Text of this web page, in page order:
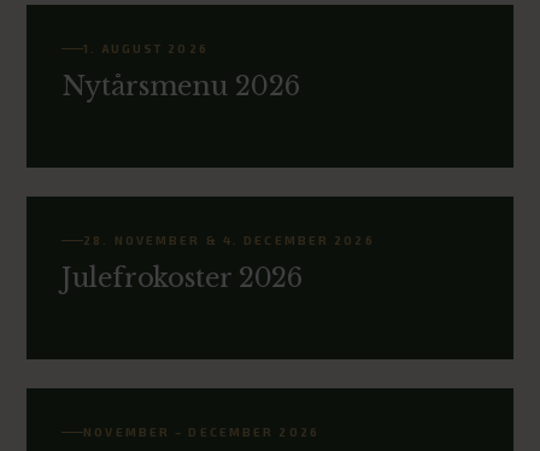
1. AUGUST 2026
Nytårsmenu 2026
28. NOVEMBER & 4. DECEMBER 2026
Julefrokoster 2026
NOVEMBER – DECEMBER 2026